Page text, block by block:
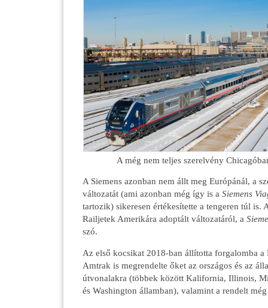
A még nem teljes szerelvény
A Siemens azonban nem állt meg Európánál, a
változatát (ami azonban még így is a Siemens
tartozik) sikeresen értékesítette a tengeren túl is.
Railjetek Amerikára adoptált változatáról, a
szó.
Az első kocsikat 2018-ban állította forgalomba a
Amtrak is megrendelte őket az országos és az
útvonalakra (többek között Kalifornia, Illinois,
és Washington államban), valamint a rendelt